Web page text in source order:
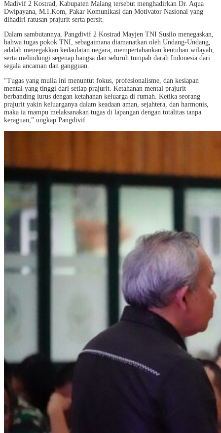
Madivif 2 Kostrad, Kabupaten Malang tersebut menghadirkan Dr. Aqua
Dwipayana, M.I.Kom, Pakar Komunikasi dan Motivator Nasional yang
dihadiri ratusan prajurit serta persit.
Dalam sambutannya, Pangdivif 2 Kostrad Mayjen TNI Susilo menegaskan,
bahwa tugas pokok TNI, sebagaimana diamanatkan oleh Undang-Undang,
adalah menegakkan kedaulatan negara, mempertahankan keutuhan wilayah,
serta melindungi segenap bangsa dan seluruh tumpah darah Indonesia dari
segala ancaman dan gangguan.
“Tugas yang mulia ini menuntut fokus, profesionalisme, dan kesiapan
mental yang tinggi dari setiap prajurit. Ketahanan mental prajurit
berbanding lurus dengan ketahanan keluarga di rumah. Ketika seorang
prajurit yakin keluarganya dalam keadaan aman, sejahtera, dan harmonis,
maka ia mampu melaksanakan tugas di lapangan dengan totalitas tanpa
keraguan,” ungkap Pangdivif.